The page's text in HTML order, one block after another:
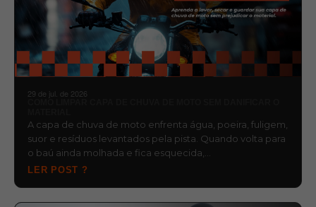
29 de jul. de 2026
A capa de chuva de moto enfrenta água, poeira, fuligem,
suor e resíduos levantados pela pista. Quando volta para
o baú ainda molhada e fica esquecida,…
LER POST ?